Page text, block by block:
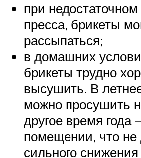
при
пресса, брикеты
рассыпаться;
в домашних
брикеты трудно
высушить. В
можно просушить
другое время года
помещении, что не
сильного